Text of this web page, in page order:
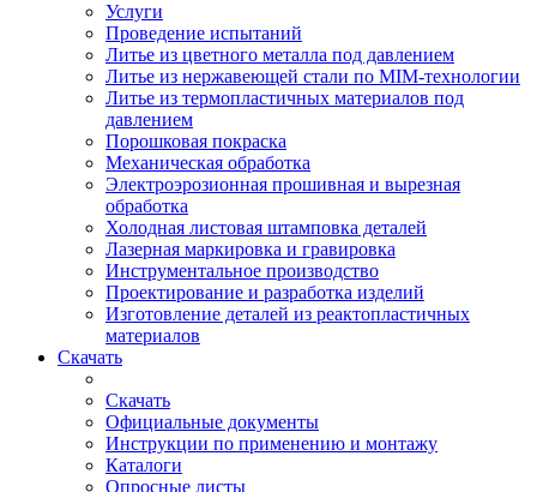
Услуги
Проведение испытаний
Литье из цветного металла под давлением
Литье из нержавеющей стали по MIM-технологии
Литье из термопластичных материалов под
давлением
Порошковая покраска
Механическая обработка
Электроэрозионная прошивная и вырезная
обработка
Холодная листовая штамповка деталей
Лазерная маркировка и гравировка
Инструментальное производство
Проектирование и разработка изделий
Изготовление деталей из реактопластичных
материалов
Скачать
Скачать
Официальные документы
Инструкции по применению и монтажу
Каталоги
Опросные листы